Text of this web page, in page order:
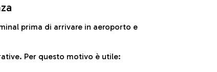
prima di arrivare in aeroporto e
Per questo motivo è utile: